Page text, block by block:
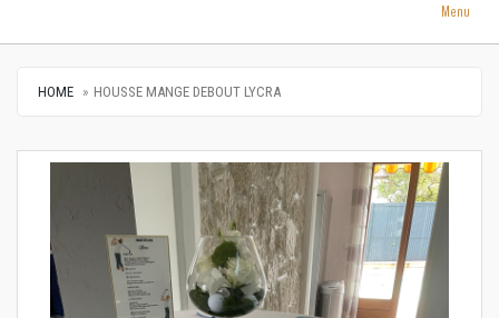
Menu
HOME HOUSSE MANGE DEBOUT LYCRA